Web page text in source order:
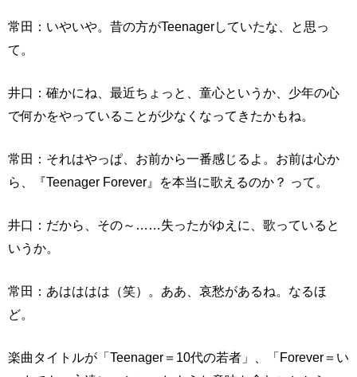
常田：いやいや。昔の方がTeenagerしていたな、と思っ
て。
井口：確かにね、最近ちょっと、童心というか、少年の心
で何かをやっていることが少なくなってきたかもね。
常田：それはやっぱ、お前から一番感じるよ。お前は心か
ら、『Teenager Forever』を本当に歌えるのか？ って。
井口：だから、その～……失ったがゆえに、歌っていると
いうか。
常田：あはははは（笑）。ああ、哀愁があるね。なるほ
ど。
楽曲タイトルが「Teenager＝10代の若者」、「Forever＝い